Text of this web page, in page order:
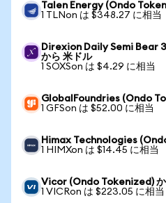
Talen Energy (Ondo
1 TLNon は $348.27 に相当
Direxion Daily Semi Bear
から 米ドル
1 SOXSon は $4.29 に相当
GlobalFoundries (Ondo
1 GFSon は $52.00 に相当
Himax Technologies
1 HIMXon は $14.45 に相当
Vicor (Ondo Tokenized) か
1 VICRon は $223.05 に相当